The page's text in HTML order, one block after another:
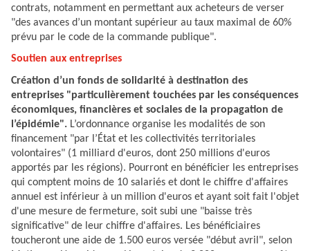
contrats, notamment en permettant aux acheteurs de verser
"des avances d’un montant supérieur au taux maximal de 60%
prévu par le code de la commande publique".
Soutien aux entreprises
Création d’un fonds de solidarité à destination des
entreprises "particulièrement touchées par les conséquences
économiques, financières et sociales de la propagation de
l’épidémie". L’ordonnance organise les modalités de son
financement "par l’État et les collectivités territoriales
volontaires" (1 milliard d'euros, dont 250 millions d'euros
apportés par les régions). Pourront en bénéficier les entreprises
qui comptent moins de 10 salariés et dont le chiffre d'affaires
annuel est inférieur à un million d'euros et ayant soit fait l'objet
d'une mesure de fermeture, soit subi une "baisse très
significative" de leur chiffre d'affaires. Les bénéficiaires
toucheront une aide de 1.500 euros versée "début avril", selon